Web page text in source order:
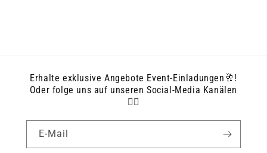
Erhalte exklusive Angebote Event-Einladungen🥂!
Oder folge uns auf unseren Social-Media Kanälen
👇🏻
E-Mail